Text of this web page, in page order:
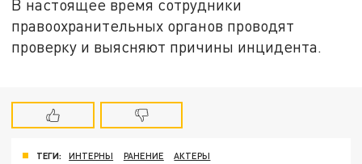
В настоящее время сотрудники
правоохранительных органов проводят
проверку и выясняют причины инцидента.
ТЕГИ: ИНТЕРНЫ РАНЕНИЕ АКТЕРЫ